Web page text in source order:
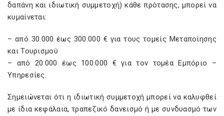
δαπάνη και ιδιωτική συμμετοχή) κάθε πρότασης, μπορεί να
κυμαίνεται:
– από 30.000 έως 300.000 € για τους τομείς Μεταποίησης
και Τουρισμού
– από 20.000 έως 100.000 € για τον τομέα Εμπόριο –
Υπηρεσίες.
Σημειώνεται ότι η ιδιωτική συμμετοχή μπορεί να καλυφθεί
με ίδια κεφάλαια, τραπεζικό δανεισμό ή με συνδυασμό των